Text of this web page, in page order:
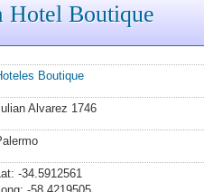
Hotel Boutique
Boutique
Alvarez 1746
-34.5912561